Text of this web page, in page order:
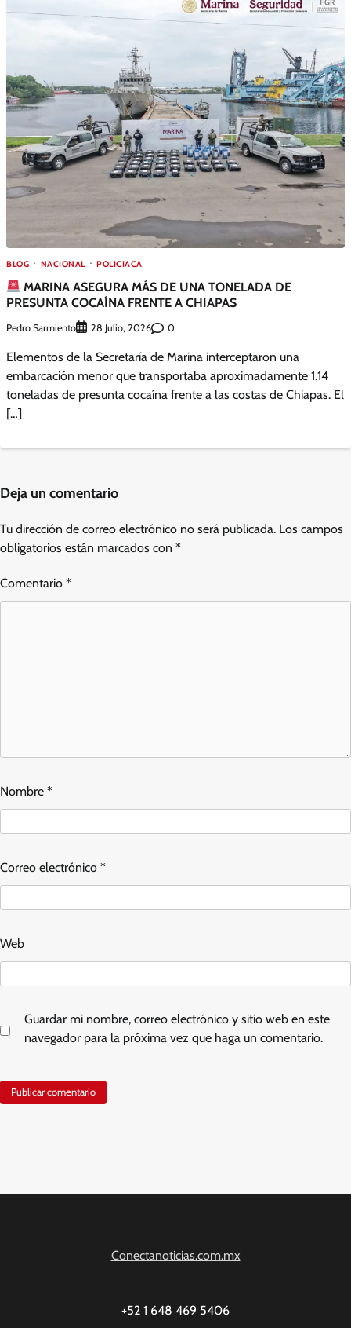
BLOG NACIONAL POLICIACA
MARINA ASEGURA MÁS DE UNA TONELADA DE
PRESUNTA COCAÍNA FRENTE A CHIAPAS
Pedro Sarmiento 28 Julio, 2026 0
Elementos de la Secretaría de Marina interceptaron una
embarcación menor que transportaba aproximadamente 1.14
toneladas de presunta cocaína frente a las costas de Chiapas. El
[…]
Deja un comentario
Tu dirección de correo electrónico no será publicada. Los campos
obligatorios están marcados con *
Comentario *
Nombre *
Correo electrónico *
Web
Guardar mi nombre, correo electrónico y sitio web en este
navegador para la próxima vez que haga un comentario.
Conectanoticias.com.mx
+52 1 648 469 5406